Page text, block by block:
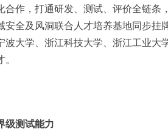
作，打通研发、测试、评价全链条
安全及风洞联合人才培养基地同步挂
波大学、浙江科技大学、浙江工业大
级测试能力